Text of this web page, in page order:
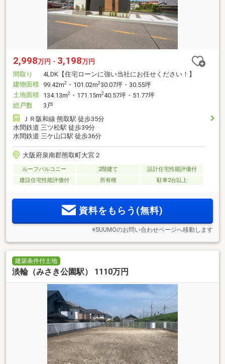
2,998万円・ 3,198万円
間取り
4LDK【住宅ローンに強い当社にお任せください！】
建物面積 99.42m2 ・101.02m2 30.07坪・30.55坪
土地面積 134.13m2 ・171.15m240.57坪・51.77坪
総戸数
3戸
ＪＲ阪和線 熊取駅 徒歩35分
水間鉄道 三ツ松駅 徒歩39分
水間鉄道 三ケ山口駅 徒歩36分
大阪府泉南郡熊取町大宮２
ルーフバルコニー 2階建て
設計住宅性能評価付
建設住宅性能評価付
所有権 駐車2台以上
資料をもらう(無料)
※SUUMOのお問い合わせページへ移動します
建築条件付土地
淡輪（みさき公園駅） 1110万円